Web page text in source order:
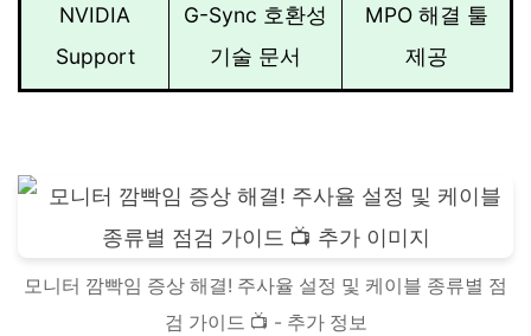
NVIDIA
Support
G-Sync 호환성
기술 문서
MPO 해결 툴
제공
모니터 깜빡임 증상 해결! 주사율 설정 및 케이블 종류별 점
검 가이드 📺 - 추가 정보